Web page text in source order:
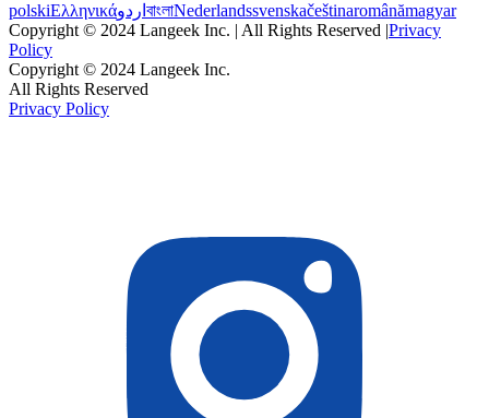
polskiΕλληνικάاردو বাংলাNederlandssvenskačeštinaromânămagyar
Copyright © 2024 Langeek Inc. | All Rights Reserved |Privacy
Policy
Copyright © 2024 Langeek Inc.
All Rights Reserved
Privacy Policy